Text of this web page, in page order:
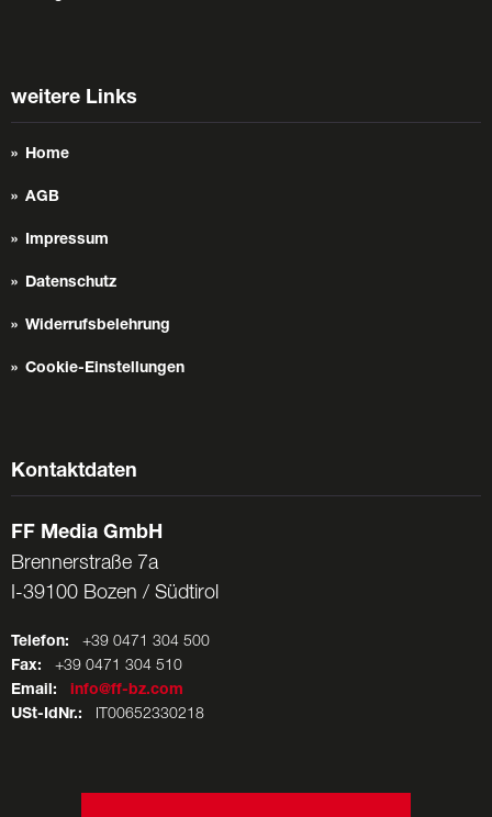
weitere Links
Home
AGB
Impressum
Datenschutz
Widerrufsbelehrung
Cookie-Einstellungen
Kontaktdaten
FF Media GmbH
Brennerstraße 7a
I-39100 Bozen / Südtirol
Telefon: +39 0471 304 500
Fax: +39 0471 304 510
Email:
info@ff-bz.com
USt-IdNr.: IT00652330218